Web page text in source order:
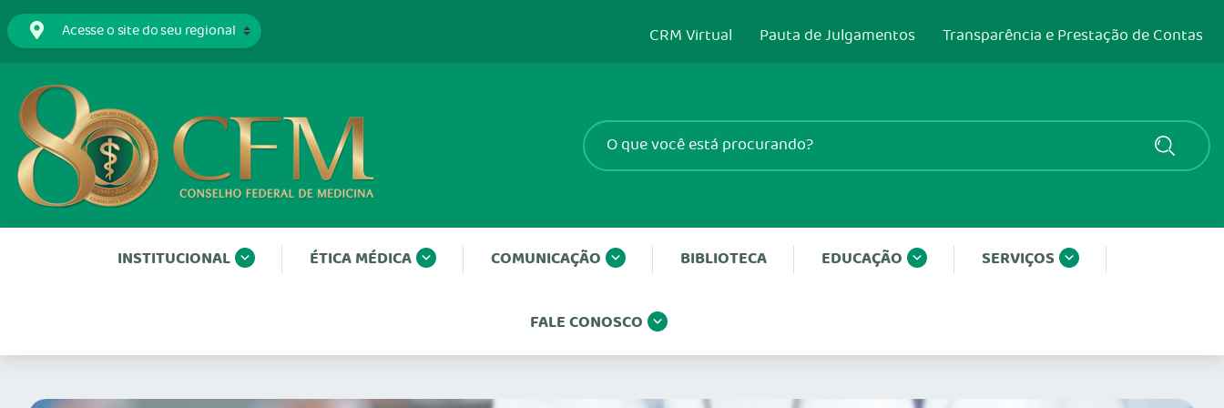
CRM Virtual Pauta de Julgamentos Transparência e Prestação de Contas
INSTITUCIONAL ÉTICA MÉDICA COMUNICAÇÃO BIBLIOTECA EDUCAÇÃO SERVIÇOS
FALE CONOSCO